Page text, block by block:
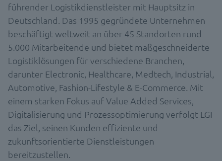
führender Logistikdienstleister mit Hauptsitz in
Deutschland. Das 1995 gegründete Unternehmen
beschäftigt weltweit an über 45 Standorten rund
5.000 Mitarbeitende und bietet maßgeschneiderte
Logistiklösungen für verschiedene Branchen,
darunter Electronic, Healthcare, Medtech, Industrial,
Automotive, Fashion-Lifestyle & E-Commerce. Mit
einem starken Fokus auf Value Added Services,
Digitalisierung und Prozessoptimierung verfolgt LGI
das Ziel, seinen Kunden effiziente und
zukunftsorientierte Dienstleistungen
bereitzustellen.